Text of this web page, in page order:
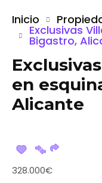
Inicio
Exclusivas
Bigastro,
en
Alicante
328.000€